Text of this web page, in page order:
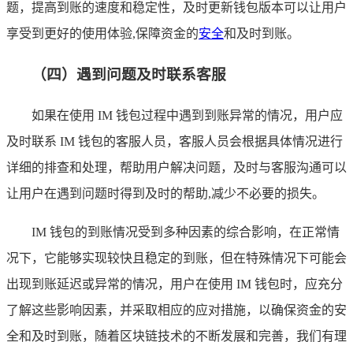
题，提高到账的速度和稳定性，及时更新钱包版本可以让用户
享受到更好的使用体验,保障资金的安全和及时到账。
（四）遇到问题及时联系客服
如果在使用 IM 钱包过程中遇到到账异常的情况，用户应
及时联系 IM 钱包的客服人员，客服人员会根据具体情况进行
详细的排查和处理，帮助用户解决问题，及时与客服沟通可以
让用户在遇到问题时得到及时的帮助,减少不必要的损失。
IM 钱包的到账情况受到多种因素的综合影响，在正常情
况下，它能够实现较快且稳定的到账，但在特殊情况下可能会
出现到账延迟或异常的情况，用户在使用 IM 钱包时，应充分
了解这些影响因素，并采取相应的应对措施，以确保资金的安
全和及时到账，随着区块链技术的不断发展和完善，我们有理